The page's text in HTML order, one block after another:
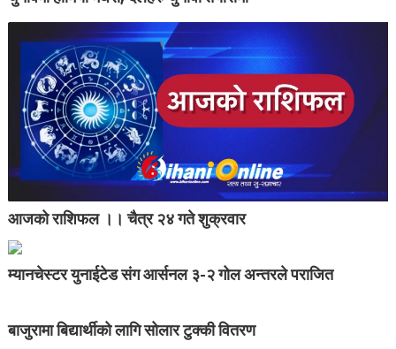
आजको राशिफल ।। चैत्र २४ गते शुक्रवार
म्यानचेस्टर युनाईटेड संग आर्सनल ३-२ गोल अन्तरले पराजित
बाजुरामा बिद्यार्थीको लागि सोलार टुक्की वितरण